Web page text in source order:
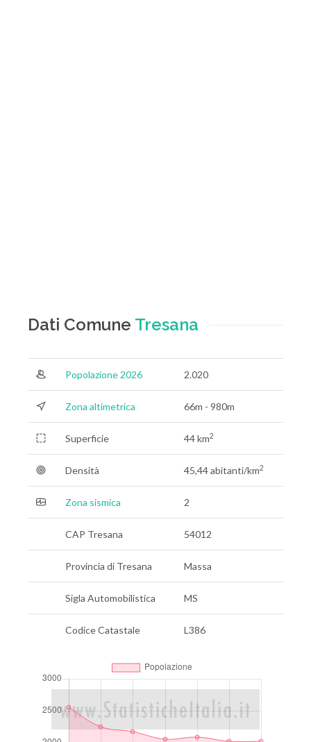
Dati Comune Tresana
Popolazione 2026 2.020
Zona altimetrica 66m - 980m
Superficie 44 km2
Densità 45,44 abitanti/km2
Zona sismica 2
CAP Tresana 54012
Provincia di Tresana Massa
Sigla Automobilistica MS
Codice Catastale L386